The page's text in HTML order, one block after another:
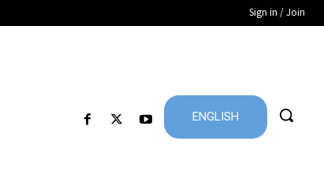
Sign in / Join
ENGLISH